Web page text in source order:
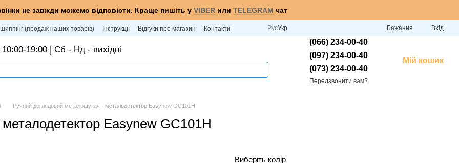
не завжди можемо відповісти. Краще пишіть у VIBER или TELEGRAM чат
(продаж наших товарів) Інструкції Відгуки про магазин Контакти РусУкр Бажання Вхід
19:00 | Сб - Нд - вихідні
(066) 234-00-40
(097) 234-00-40
(073) 234-00-40
Передзвонити вам?
Мій кошик
Ручний доглядовий металошукач - металодетектор Easynew GC101H
Easynew GC101H
Виберіть колір